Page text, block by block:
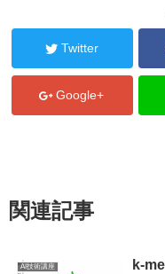
Twitter
Google+
関連記事
AI技術講座 k-